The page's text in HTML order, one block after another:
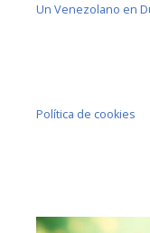
Un Venezolano en
Política de cookies